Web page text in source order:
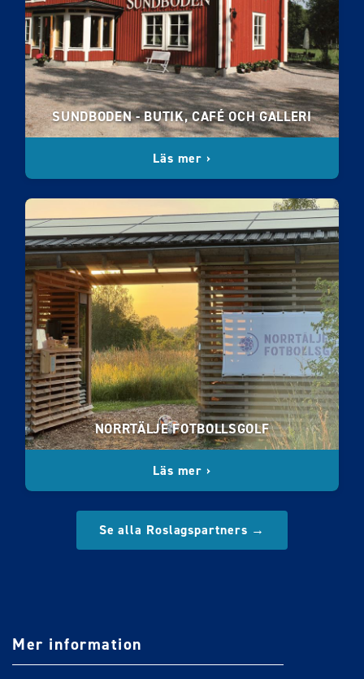
SUNDBODEN - BUTIK, CAFÉ OCH GALLERI
Läs mer ›
NORRTÄLJE FOTBOLLSGOLF
Läs mer ›
Se alla Roslagspartners →
Mer information